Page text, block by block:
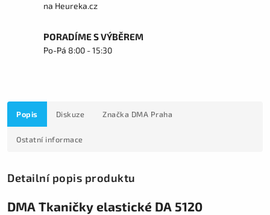
na Heureka.cz
PORADÍME S VÝBĚREM
Po-Pá 8:00 - 15:30
Popis Diskuze Značka DMA Praha
Ostatní informace
Detailní popis produktu
DMA Tkaničky elastické DA 5120